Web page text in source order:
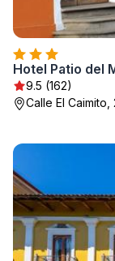
Hotel Patio del
9.5 (162)
Calle El